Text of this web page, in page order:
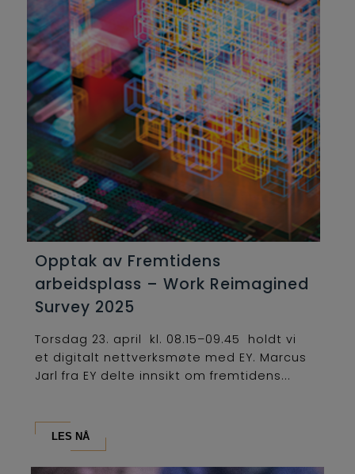
Opptak av Fremtidens
arbeidsplass – Work Reimagined
Survey 2025
Torsdag 23. april kl. 08.15–09.45 holdt vi
et digitalt nettverksmøte med EY. Marcus
Jarl fra EY delte innsikt om fremtidens...
LES NÅ